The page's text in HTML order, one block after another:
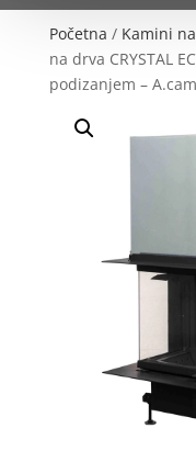
Početna / Kamini
na drva CRYSTAL
podizanjem –